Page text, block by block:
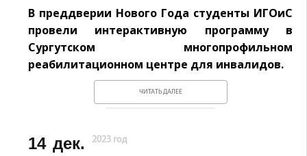
В преддверии Нового Года студенты ИГОиС
провели интерактивную программу в
Сургутском многопрофильном
реабилитационном центре для инвалидов.
ЧИТАТЬ ДАЛЕЕ
14 дек. 2023 год